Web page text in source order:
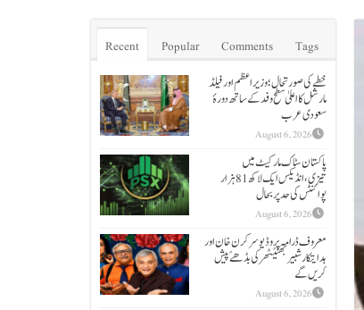
Recent Popular Comments
Tags
خطے کی صورتحال؛ وزیراعظم اور فیلڈ
مارشل کا اعلیٰ سطح وفد کے ساتھ دورۂ
سعودی عرب
August 6, 2026
پاکستان سٹاک مارکیٹ میں
تیزی،انڈیکس ایک لاکھ 81 ہزار
پوائنٹس کی حد پر بحال
August 6, 2026
معروف ڈرامہ پروڈیوسر کرن خان اور
ہدایتکار شبیر بھٹیًٹھرکی بڈھےًپیش
کریں گے
August 6, 2026